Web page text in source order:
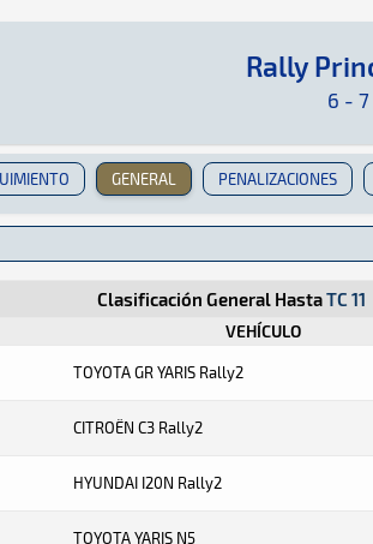
Princesa de Asturias 2024
Rally
6 - 7
· Rally Princesa de
GENERAL PENALIZACIONES
Clasificación General HastaTC 11
VEHÍCULO
TOYOTA GR YARIS Rally2
CITROËN C3 Rally2
HYUNDAI I20N Rally2
TOYOTA YARIS N5